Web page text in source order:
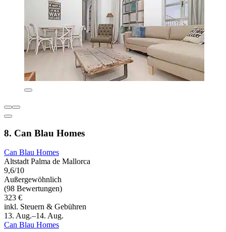
8. Can Blau Homes
Can Blau Homes
Altstadt Palma de Mallorca
9,6/10
Außergewöhnlich
(98 Bewertungen)
323 €
inkl. Steuern & Gebühren
13. Aug.–14. Aug.
Can Blau Homes